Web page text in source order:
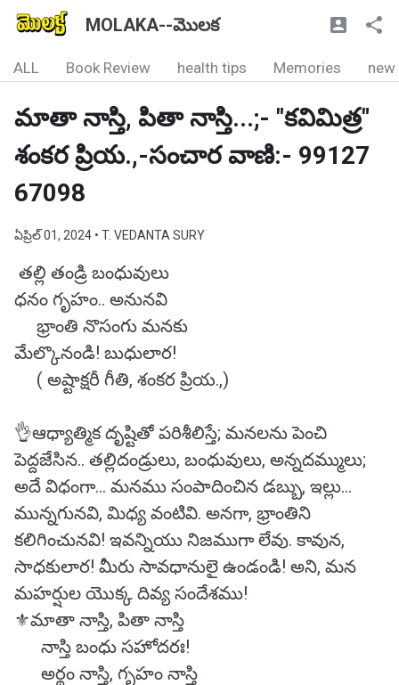
MOLAKA--మొలక
ALL Book Review health tips Memories new
మాతా నాస్తి, పితా నాస్తి...;- "కవిమిత్ర"
శంకర ప్రియ.,-సంచార వాణి:- 99127
67098
ఏప్రిల్ 01, 2024 • T. VEDANTA SURY
తల్లి తండ్రి బంధువులు
ధనం గృహం.. అనునవి
భ్రాంతి నొసంగు మనకు
మేల్కొనండి! బుధులార!
( అష్టాక్షరీ గీతి, శంకర ప్రియ.,)
👌ఆధ్యాత్మిక దృష్టితో పరిశీలిస్తే; మనలను పెంచి
పెద్దజేసిన.. తల్లిదండ్రులు, బంధువులు, అన్నదమ్ములు;
అదే విధంగా... మనము సంపాదించిన డబ్బు, ఇల్లు...
మున్నగునవి, మిధ్య వంటివి. అనగా, భ్రాంతిని
కలిగించునవి! ఇవన్నియు నిజముగా లేవు. కావున,
సాధకులార! మీరు సావధానులై ఉండండి! అని, మన
మహర్షుల యొక్క దివ్య సందేశము!
⚜️మాతా నాస్తి, పితా నాస్తి
నాస్తి బంధు సహోదరః!
అర్థం నాస్తి, గృహం నాస్తి